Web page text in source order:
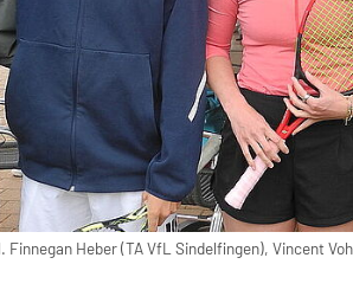
Heber (TA VfL Sindelfingen), Vincent